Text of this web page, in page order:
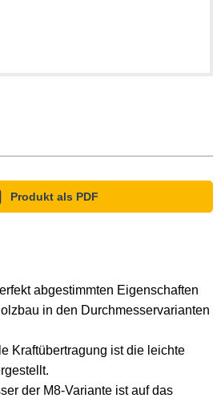
Produkt als PDF
abgestimmten Eigenschaften
in den Durchmesservarianten
Kraftübertragung ist die leichte
der M8-Variante ist auf das